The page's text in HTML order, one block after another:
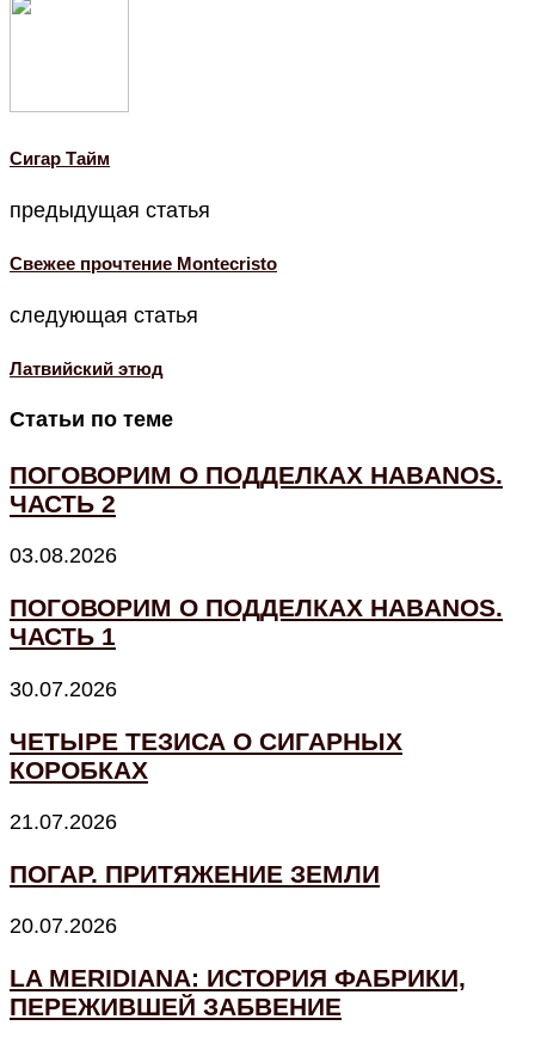
Cигар Тайм
предыдущая статья
Свежее прочтение Montecristo
следующая статья
Латвийский этюд
Статьи по теме
ПОГОВОРИМ О ПОДДЕЛКАХ HABANOS.
ЧАСТЬ 2
03.08.2026
ПОГОВОРИМ О ПОДДЕЛКАХ HABANOS.
ЧАСТЬ 1
30.07.2026
ЧЕТЫРЕ ТЕЗИСА О СИГАРНЫХ
КОРОБКАХ
21.07.2026
ПОГАР. ПРИТЯЖЕНИЕ ЗЕМЛИ
20.07.2026
LA MERIDIANA: ИСТОРИЯ ФАБРИКИ,
ПЕРЕЖИВШЕЙ ЗАБВЕНИЕ